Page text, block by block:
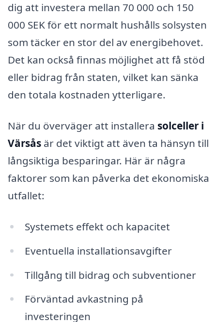
dig att investera mellan 70 000 och 150
000 SEK för ett normalt hushålls solsysten
som täcker en stor del av energibehovet.
Det kan också finnas möjlighet att få stöd
eller bidrag från staten, vilket kan sänka
den totala kostnaden ytterligare.
När du överväger att installera solceller i
Värsås är det viktigt att även ta hänsyn till
långsiktiga besparingar. Här är några
faktorer som kan påverka det ekonomiska
utfallet:
Systemets effekt och kapacitet
Eventuella installationsavgifter
Tillgång till bidrag och subventioner
Förväntad avkastning på
investeringen